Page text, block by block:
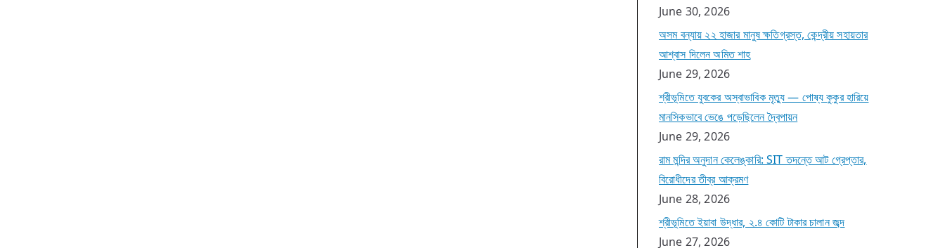
June 30, 2026
অসম বন্যায় ২২ হাজার মানুষ ক্ষতিগ্রস্ত, কেন্দ্রীয় সহায়তার
আশ্বাস দিলেন অমিত শাহ
June 29, 2026
শ্রীভূমিতে যুবকের অস্বাভাবিক মৃত্যু — পোষ্য কুকুর হারিয়ে
মানসিকভাবে ভেঙে পড়েছিলেন দ্বৈপায়ন
June 29, 2026
রাম মন্দির অনুদান কেলেঙ্কারি: SIT তদন্তে আট গ্রেপ্তার,
বিরোধীদের তীব্র আক্রমণ
June 28, 2026
শ্রীভূমিতে ইয়াবা উদ্ধার, ২.৪ কোটি টাকার চালান জব্দ
June 27, 2026